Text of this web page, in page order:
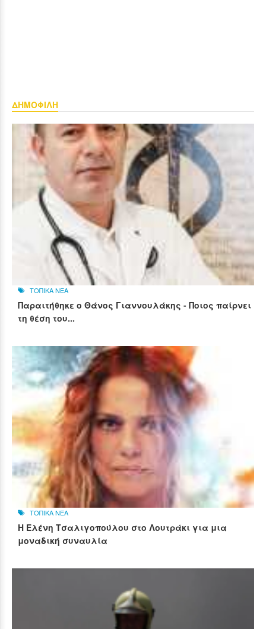
ΔΗΜΟΦΙΛΗ
ΤΟΠΙΚΑ ΝΕΑ
Παραιτήθηκε ο Θάνος Γιαννουλάκης - Ποιος παίρνει
τη θέση του...
ΤΟΠΙΚΑ ΝΕΑ
Η Ελένη Τσαλιγοπούλου στο Λουτράκι για μια
μοναδική συναυλία